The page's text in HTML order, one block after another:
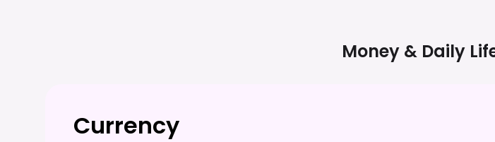
Money & Daily
Currency